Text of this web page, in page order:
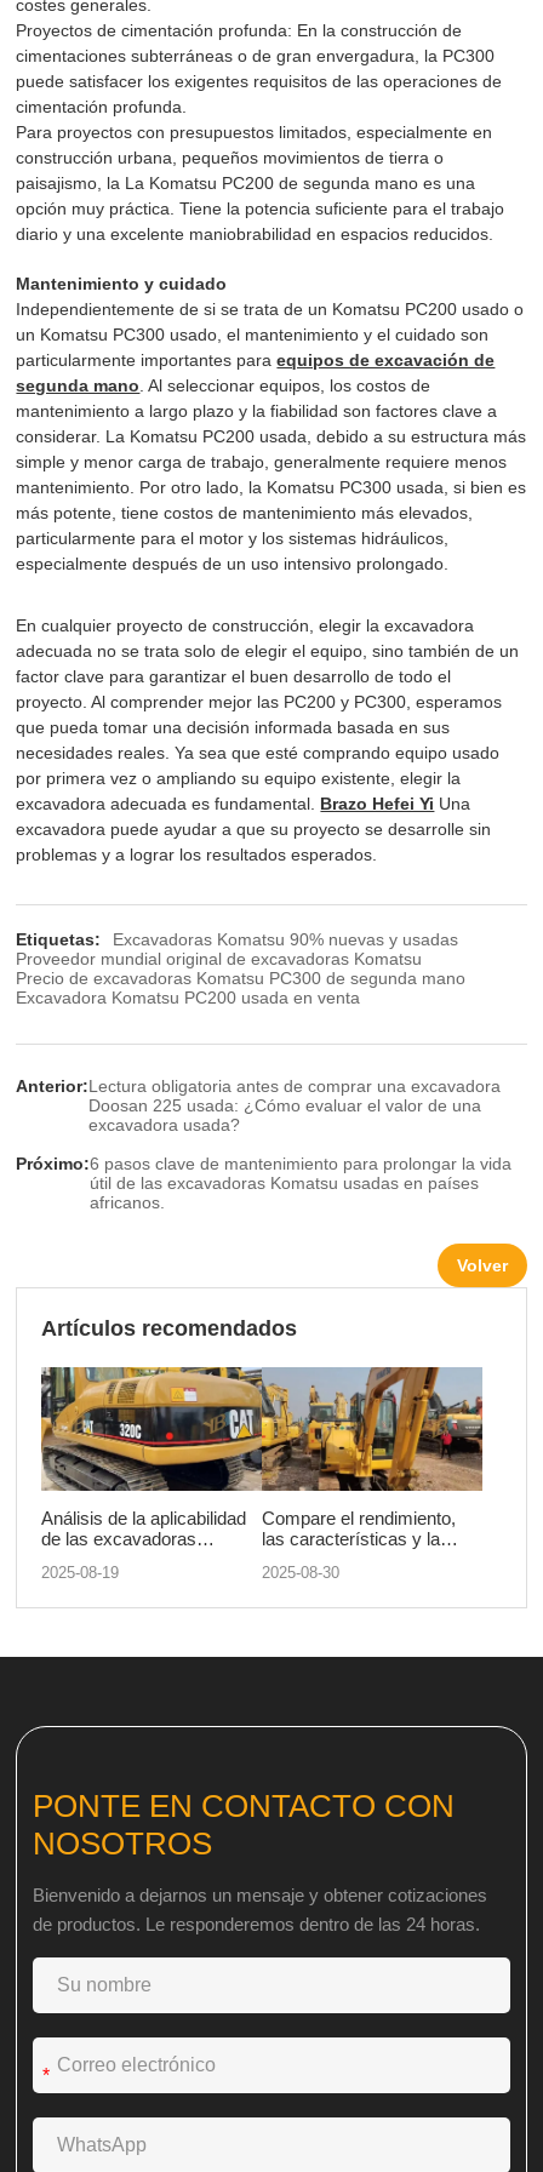
costes generales.
Proyectos de cimentación profunda: En la construcción de
cimentaciones subterráneas o de gran envergadura, la PC300
puede satisfacer los exigentes requisitos de las operaciones de
cimentación profunda.
Para proyectos con presupuestos limitados, especialmente en
construcción urbana, pequeños movimientos de tierra o
paisajismo, la La Komatsu PC200 de segunda mano es una
opción muy práctica. Tiene la potencia suficiente para el trabajo
diario y una excelente maniobrabilidad en espacios reducidos.
Mantenimiento y cuidado
Independientemente de si se trata de un Komatsu PC200 usado o
un Komatsu PC300 usado, el mantenimiento y el cuidado son
particularmente importantes paraequipos de excavación de
segunda mano . Al seleccionar equipos, los costos de
mantenimiento a largo plazo y la fiabilidad son factores clave a
considerar. La Komatsu PC200 usada, debido a su estructura más
simple y menor carga de trabajo, generalmente requiere menos
mantenimiento. Por otro lado, la Komatsu PC300 usada, si bien es
más potente, tiene costos de mantenimiento más elevados,
particularmente para el motor y los sistemas hidráulicos,
especialmente después de un uso intensivo prolongado.
En cualquier proyecto de construcción, elegir la excavadora
adecuada no se trata solo de elegir el equipo, sino también de un
factor clave para garantizar el buen desarrollo de todo el
proyecto. Al comprender mejor las PC200 y PC300, esperamos
que pueda tomar una decisión informada basada en sus
necesidades reales. Ya sea que esté comprando equipo usado
por primera vez o ampliando su equipo existente, elegir la
excavadora adecuada es fundamental. Brazo Hefei Yi Una
excavadora puede ayudar a que su proyecto se desarrolle sin
problemas y a lograr los resultados esperados.
Etiquetas:
Excavadoras Komatsu 90% nuevas y usadas
Proveedor mundial original de excavadoras Komatsu
Precio de excavadoras Komatsu PC300 de segunda mano
Excavadora Komatsu PC200 usada en venta
Anterior:Lectura obligatoria antes de comprar una excavadora
Doosan 225 usada: ¿Cómo evaluar el valor de una
excavadora usada?
Próximo:6 pasos clave de mantenimiento para prolongar la vida
útil de las excavadoras Komatsu usadas en países
africanos.
Volver
Artículos recomendados
Análisis de la aplicabilidad
de las excavadoras
minas y canteras.
2025-08-19
Compare el rendimiento,
las características y la
de las excavadoras
2025-08-30
PONTE EN CONTACTO CON
NOSOTROS
Bienvenido a dejarnos un mensaje y obtener cotizaciones
de productos. Le responderemos dentro de las 24 horas.
*